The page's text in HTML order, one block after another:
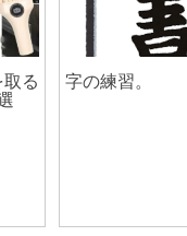
る
字の練習。